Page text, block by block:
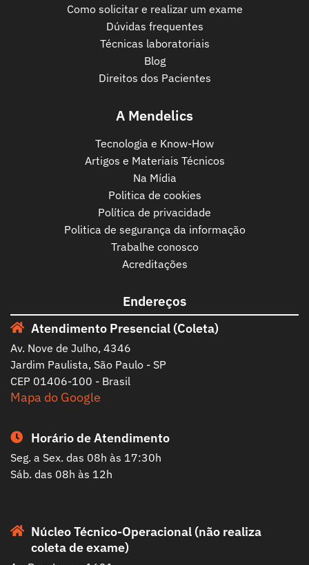
Como solicitar e realizar um exame
Dúvidas frequentes
Técnicas laboratoriais
Blog
Direitos dos Pacientes
A Mendelics
Tecnologia e Know-How
Artigos e Materiais Técnicos
Na Mídia
Politica de cookies
Política de privacidade
Politica de segurança da informação
Trabalhe conosco
Acreditações
Endereços
Atendimento Presencial (Coleta)
Av. Nove de Julho, 4346
Jardim Paulista, São Paulo - SP
CEP 01406-100 - Brasil
Mapa do Google
Horário de Atendimento
Seg. a Sex. das 08h às 17:30h
Sáb. das 08h às 12h
Núcleo Técnico-Operacional (não realiza
coleta de exame)